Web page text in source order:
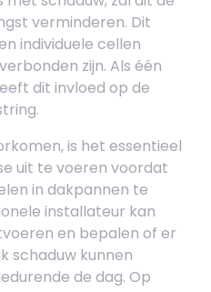
verminderen. Dit
individuele cellen
zijn. Als één
dit invloed op de
is het essentieel
uit te voeren voordat
in dakpannen te
installateur kan
en bepalen of er
schaduw kunnen
de dag. Op